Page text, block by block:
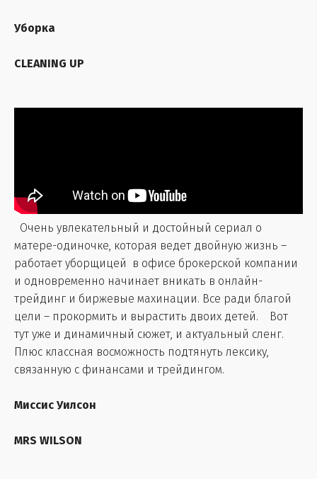
Уборка
CLEANING UP
Очень увлекательный и достойный сериал о
матере-одиночке, которая ведет двойную жизнь –
работает уборщицей в офисе брокерской компании
и одновременно начинает вникать в онлайн-
трейдинг и биржевые махинации. Все ради благой
цели – прокормить и вырастить двоих детей. Вот
тут уже и динамичный сюжет, и актуальный сленг.
Плюс классная восможность подтянуть лексику,
связанную с финансами и трейдингом.
Миссис Уилсон
MRS WILSON